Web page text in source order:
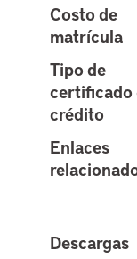
Costo de
matrícula
Tipo de
certificado
crédito
Enlaces
Descargas